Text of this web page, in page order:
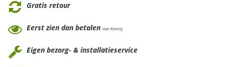
Gratis retour
Eerst zien dan betalen met Riverty
Eigen bezorg- & installatieservice